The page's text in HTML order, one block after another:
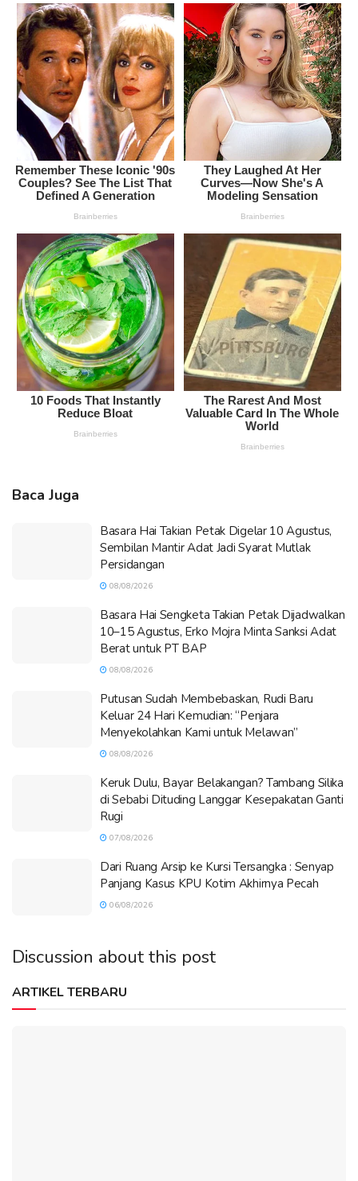
Baca Juga
Basara Hai Takian Petak Digelar 10 Agustus,
Sembilan Mantir Adat Jadi Syarat Mutlak
Persidangan
08/08/2026
Basara Hai Sengketa Takian Petak Dijadwalkan
10–15 Agustus, Erko Mojra Minta Sanksi Adat
Berat untuk PT BAP
08/08/2026
Putusan Sudah Membebaskan, Rudi Baru
Keluar 24 Hari Kemudian: “Penjara
Menyekolahkan Kami untuk Melawan”
08/08/2026
Keruk Dulu, Bayar Belakangan? Tambang Silika
di Sebabi Dituding Langgar Kesepakatan Ganti
Rugi
07/08/2026
Dari Ruang Arsip ke Kursi Tersangka : Senyap
Panjang Kasus KPU Kotim Akhirnya Pecah
06/08/2026
Discussion about this post
ARTIKEL TERBARU